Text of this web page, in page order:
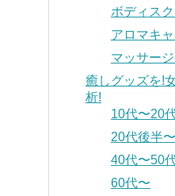
ボディス
アロマキ
マッサー
癒しグッズを!
析!
10代〜20
20代後半
40代〜50
60代〜